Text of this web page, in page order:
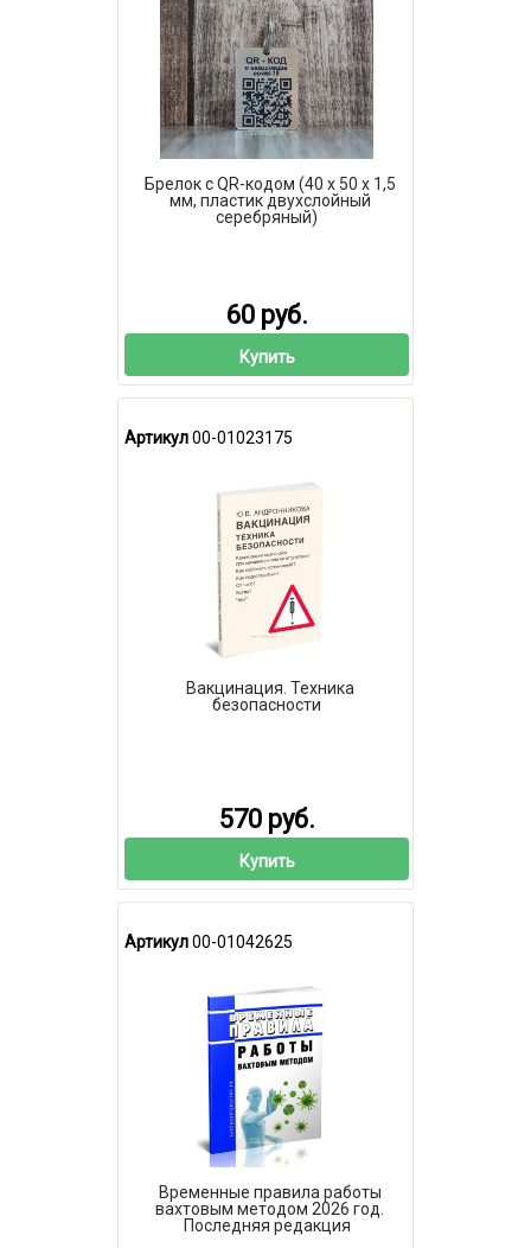
Брелок с QR-кодом (40 х 50 х 1,5
мм, пластик двухслойный
серебряный)
60 руб.
Купить
Артикул00-01023175
Вакцинация. Техника
безопасности
570 руб.
Купить
Артикул00-01042625
Временные правила работы
вахтовым методом 2026 год.
Последняя редакция